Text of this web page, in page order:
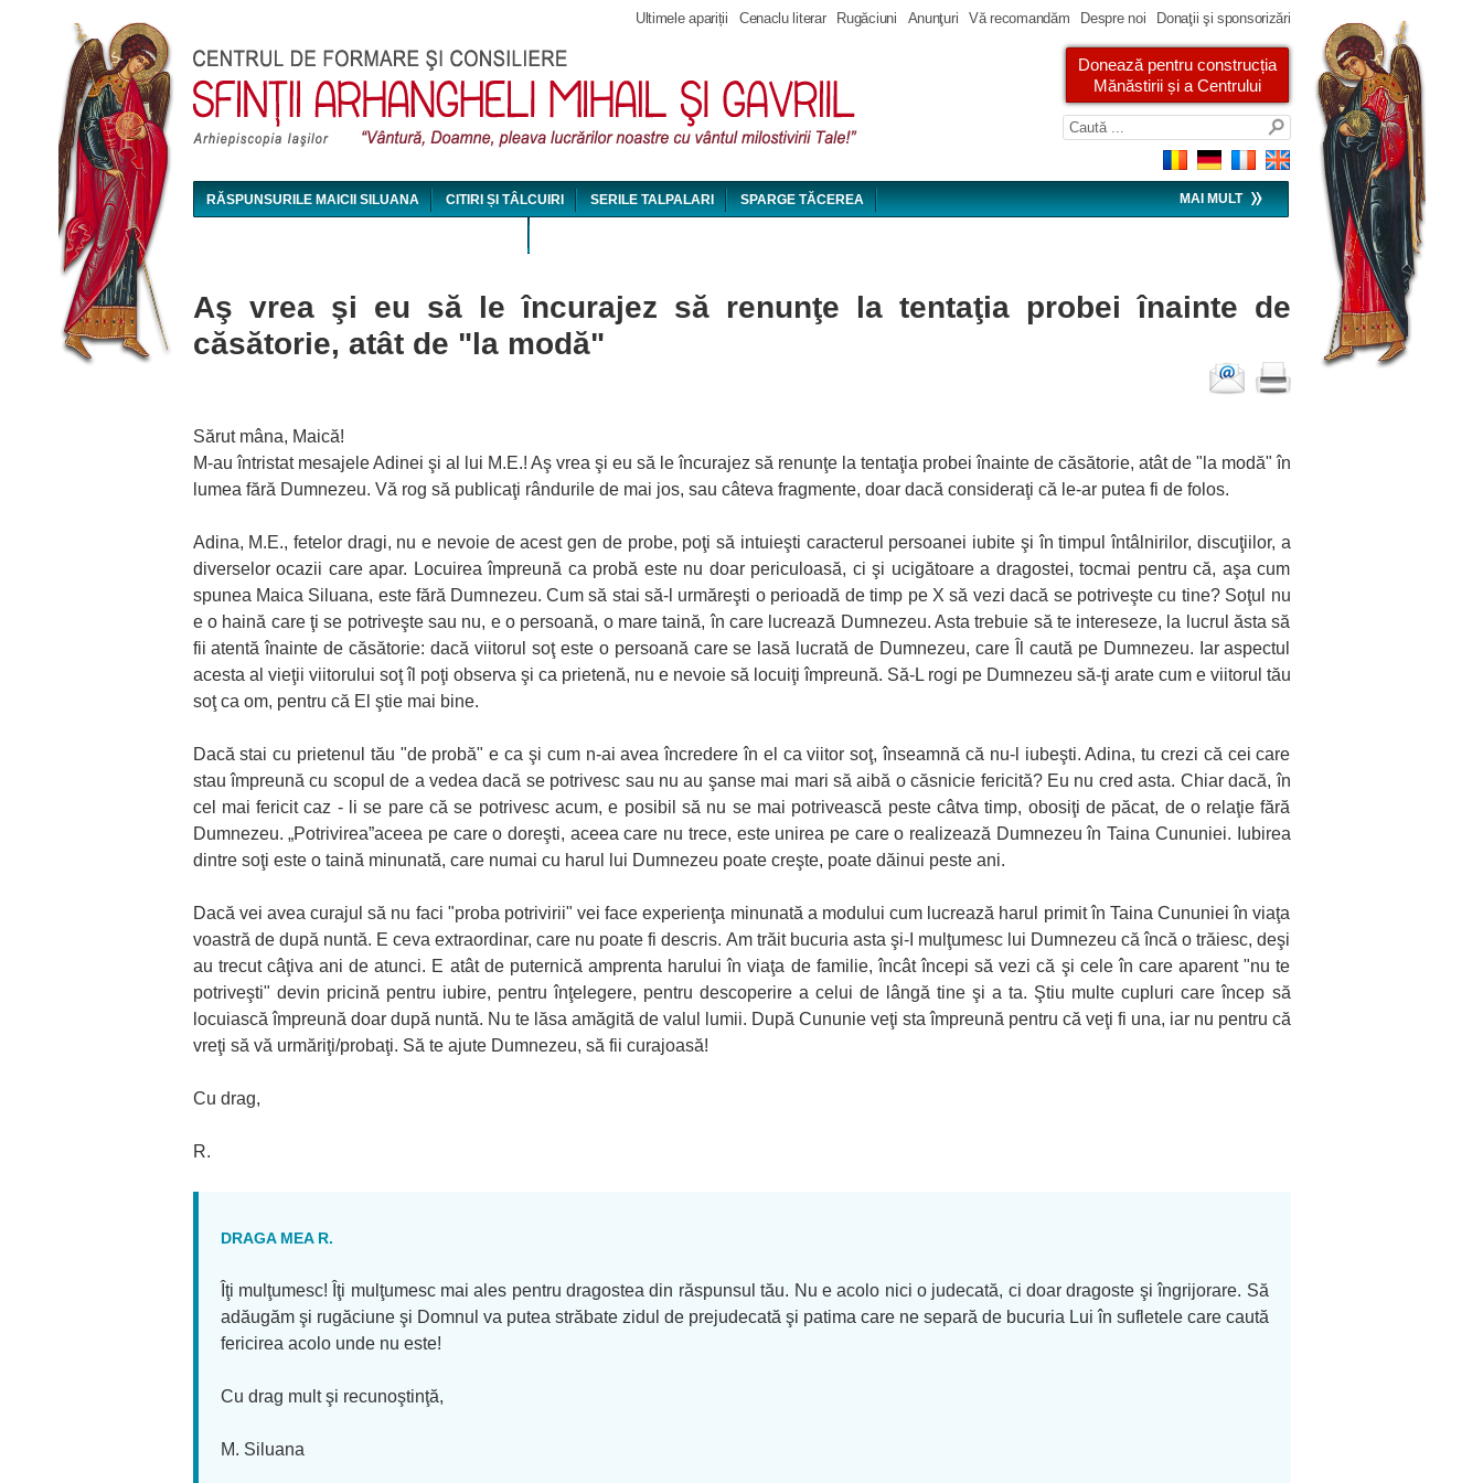
Jump to navigation
Ultimele apariții Cenaclu literar Rugăciuni Anunţuri Vă recomandăm Despre noi Donaţii şi sponsorizări
Donează pentru construcția
Mănăstirii și a Centrului
RĂSPUNSURILE MAICII SILUANA CITIRI ȘI TÂLCUIRI SERILE TALPALARI SPARGE TĂCEREA MAI MULT
Aş vrea şi eu să le încurajez să renunţe la tentaţia probei înainte de
căsătorie, atât de "la modă"
Sărut mâna, Maică!
M-au întristat mesajele Adinei şi al lui M.E.! Aş vrea şi eu să le încurajez să renunţe la tentaţia probei înainte de căsătorie, atât de "la modă" în
lumea fără Dumnezeu. Vă rog să publicaţi rândurile de mai jos, sau câteva fragmente, doar dacă consideraţi că le-ar putea fi de folos.
Adina, M.E., fetelor dragi, nu e nevoie de acest gen de probe, poţi să intuieşti caracterul persoanei iubite şi în timpul întâlnirilor, discuţiilor, a
diverselor ocazii care apar. Locuirea împreună ca probă este nu doar periculoasă, ci şi ucigătoare a dragostei, tocmai pentru că, aşa cum
spunea Maica Siluana, este fără Dumnezeu. Cum să stai să-l urmăreşti o perioadă de timp pe X să vezi dacă se potriveşte cu tine? Soţul nu
e o haină care ţi se potriveşte sau nu, e o persoană, o mare taină, în care lucrează Dumnezeu. Asta trebuie să te intereseze, la lucrul ăsta să
fii atentă înainte de căsătorie: dacă viitorul soţ este o persoană care se lasă lucrată de Dumnezeu, care Îl caută pe Dumnezeu. Iar aspectul
acesta al vieţii viitorului soţ îl poţi observa şi ca prietenă, nu e nevoie să locuiţi împreună. Să-L rogi pe Dumnezeu să-ţi arate cum e viitorul tău
soţ ca om, pentru că El ştie mai bine.
Dacă stai cu prietenul tău "de probă" e ca şi cum n-ai avea încredere în el ca viitor soţ, înseamnă că nu-l iubeşti. Adina, tu crezi că cei care
stau împreună cu scopul de a vedea dacă se potrivesc sau nu au şanse mai mari să aibă o căsnicie fericită? Eu nu cred asta. Chiar dacă, în
cel mai fericit caz - li se pare că se potrivesc acum, e posibil să nu se mai potrivească peste câtva timp, obosiţi de păcat, de o relaţie fără
Dumnezeu. „Potrivirea”aceea pe care o doreşti, aceea care nu trece, este unirea pe care o realizează Dumnezeu în Taina Cununiei. Iubirea
dintre soţi este o taină minunată, care numai cu harul lui Dumnezeu poate creşte, poate dăinui peste ani.
Dacă vei avea curajul să nu faci "proba potrivirii" vei face experienţa minunată a modului cum lucrează harul primit în Taina Cununiei în viaţa
voastră de după nuntă. E ceva extraordinar, care nu poate fi descris. Am trăit bucuria asta şi-I mulţumesc lui Dumnezeu că încă o trăiesc, deşi
au trecut câţiva ani de atunci. E atât de puternică amprenta harului în viaţa de familie, încât începi să vezi că şi cele în care aparent "nu te
potriveşti" devin pricină pentru iubire, pentru înţelegere, pentru descoperire a celui de lângă tine şi a ta. Ştiu multe cupluri care încep să
locuiască împreună doar după nuntă. Nu te lăsa amăgită de valul lumii. După Cununie veţi sta împreună pentru că veţi fi una, iar nu pentru că
vreţi să vă urmăriţi/probaţi. Să te ajute Dumnezeu, să fii curajoasă!
Cu drag,
R.
DRAGA MEA R.
Îţi mulţumesc! Îţi mulţumesc mai ales pentru dragostea din răspunsul tău. Nu e acolo nici o judecată, ci doar dragoste şi îngrijorare. Să
adăugăm şi rugăciune şi Domnul va putea străbate zidul de prejudecată şi patima care ne separă de bucuria Lui în sufletele care caută
fericirea acolo unde nu este!
Cu drag mult şi recunoştinţă,
M. Siluana